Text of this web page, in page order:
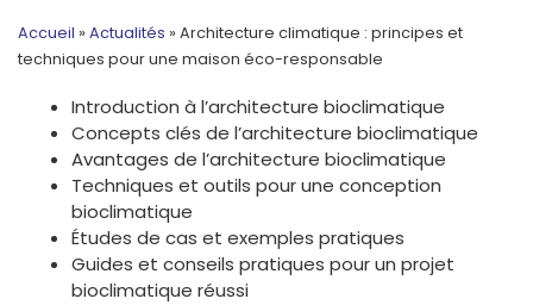
Accueil » Actualités » Architecture climatique : principes et
techniques pour une maison éco-responsable
Introduction à l’architecture bioclimatique
Concepts clés de l’architecture bioclimatique
Avantages de l’architecture bioclimatique
Techniques et outils pour une conception
bioclimatique
Études de cas et exemples pratiques
Guides et conseils pratiques pour un projet
bioclimatique réussi